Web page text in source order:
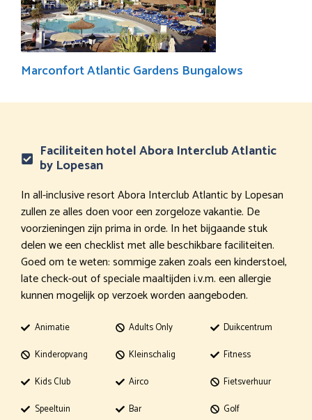
Marconfort Atlantic Gardens Bungalows
Faciliteiten hotel Abora Interclub Atlantic
by Lopesan
In all-inclusive resort Abora Interclub Atlantic by Lopesan
zullen ze alles doen voor een zorgeloze vakantie. De
voorzieningen zijn prima in orde. In het bijgaande stuk
delen we een checklist met alle beschikbare faciliteiten.
Goed om te weten: sommige zaken zoals een kinderstoel,
late check-out of speciale maaltijden i.v.m. een allergie
kunnen mogelijk op verzoek worden aangeboden.
Animatie
Kinderopvang
Kids Club
Speeltuin
Adults Only
Kleinschalig
Airco
Bar
Duikcentrum
Fitness
Fietsverhuur
Golf